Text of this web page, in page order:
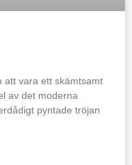
att vara ett skämtsamt
av det moderna
pyntade tröjan